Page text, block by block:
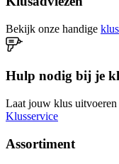
Bekijk onze handige
Hulp nodig bij je
Laat jouw klus uitvoeren
Klusservice
Assortiment